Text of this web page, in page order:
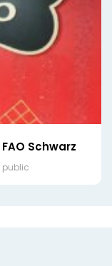
Schwarz
public